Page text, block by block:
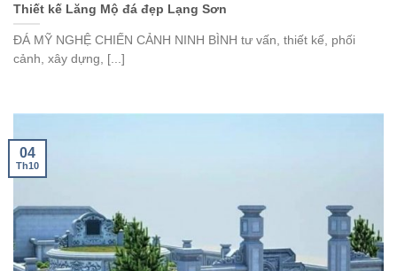
Thiết kế Lăng Mộ đá đẹp Lạng Sơn
ĐÁ MỸ NGHỆ CHIẾN CẢNH NINH BÌNH tư vấn, thiết kế, phối
cảnh, xây dựng, [...]
04
Th10